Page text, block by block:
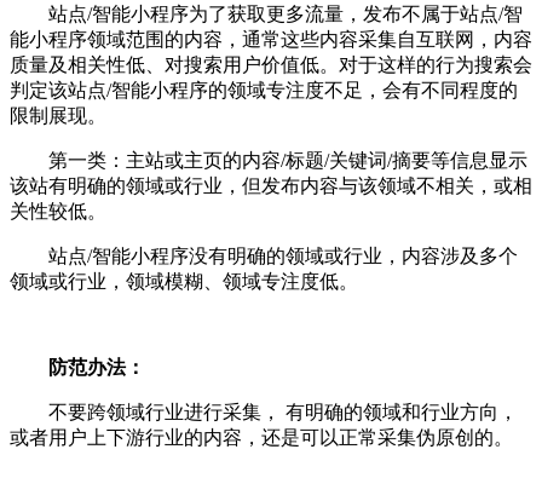
站点/智能小程序为了获取更多流量，发布不属于站点/智
能小程序领域范围的内容，通常这些内容采集自互联网，内容
质量及相关性低、对搜索用户价值低。对于这样的行为搜索会
判定该站点/智能小程序的领域专注度不足，会有不同程度的
限制展现。
第一类：主站或主页的内容/标题/关键词/摘要等信息显示
该站有明确的领域或行业，但发布内容与该领域不相关，或相
关性较低。
站点/智能小程序没有明确的领域或行业，内容涉及多个
领域或行业，领域模糊、领域专注度低。
防范办法：
不要跨领域行业进行采集， 有明确的领域和行业方向，
或者用户上下游行业的内容，还是可以正常采集伪原创的。